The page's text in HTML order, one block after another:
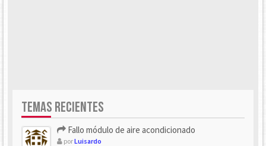
TEMAS RECIENTES
Fallo módulo de aire acondicionado
porLuisardo